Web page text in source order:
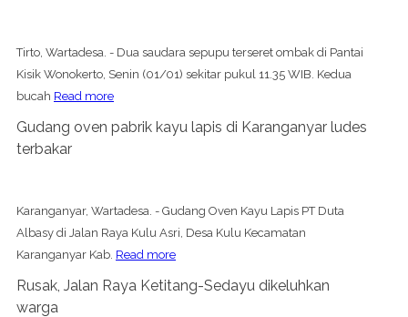
Tirto, Wartadesa. - Dua saudara sepupu terseret ombak di Pantai
Kisik Wonokerto, Senin (01/01) sekitar pukul 11.35 WIB. Kedua
bucah Read more
Gudang oven pabrik kayu lapis di Karanganyar ludes
terbakar
Karanganyar, Wartadesa. - Gudang Oven Kayu Lapis PT Duta
Albasy di Jalan Raya Kulu Asri, Desa Kulu Kecamatan
Karanganyar Kab. Read more
Rusak, Jalan Raya Ketitang-Sedayu dikeluhkan
warga